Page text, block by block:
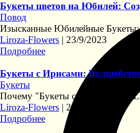
Букеты цветов на Юбилей:
Повод
Изысканные Юбилейные Букеты:
Liroza-Flowers | 23/9/2023
Подробнее
Букеты с Ирисами:
Букеты
Почему "Букеты с Ирисами" от
Liroza-Flowers | 20/9/2023
Подробнее